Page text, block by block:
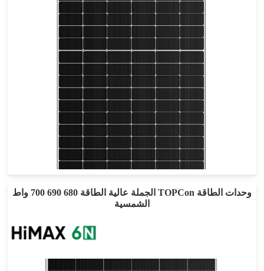
555-585 واط
ضمان الطاقة لمدة 30 عامًا
الجملة عالية الطاقة 680 690 700 واط TOPCon وحدات الطاقة
الشمسية